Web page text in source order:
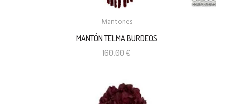
Mantones
MANTÓN TELMA BURDEOS
160,00 €